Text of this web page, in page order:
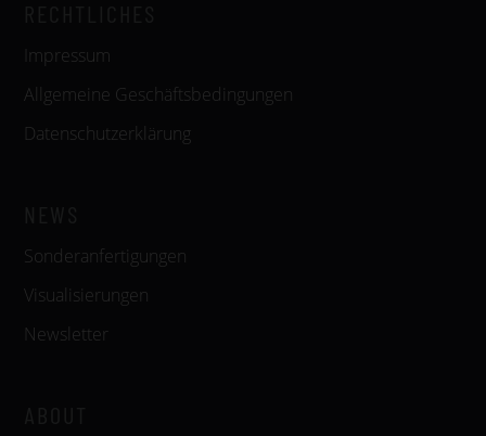
Impressum
Allgemeine Geschäftsbedingungen
Datenschutzerklärung
Sonderanfertigungen
Visualisierungen
Newsletter